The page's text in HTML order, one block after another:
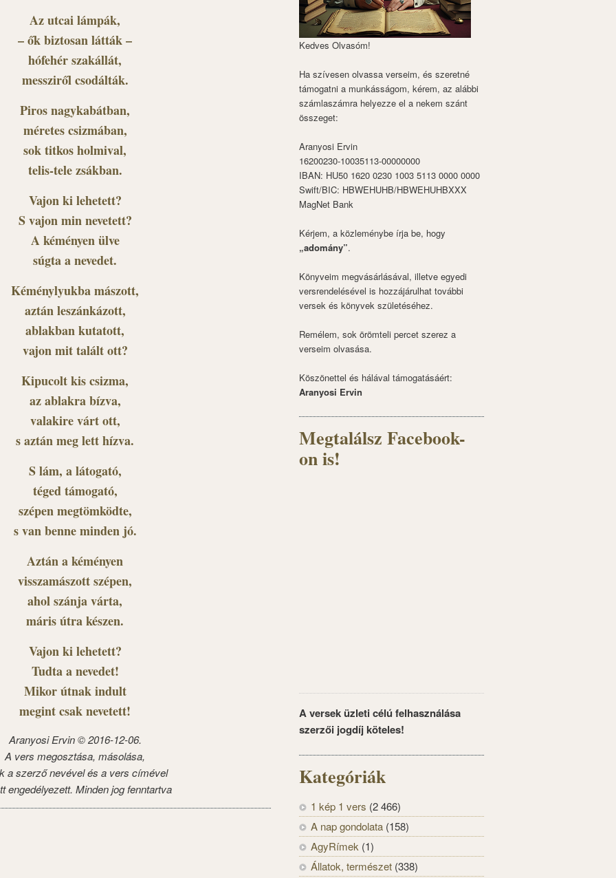
Az utcai lámpák,
– ők biztosan látták –
hófehér szakállát,
messziről csodálták.
Piros nagykabátban,
méretes csizmában,
sok titkos holmival,
telis-tele zsákban.
Vajon ki lehetett?
S vajon min nevetett?
A kéményen ülve
súgta a nevedet.
Kéménylyukba mászott,
aztán leszánkázott,
ablakban kutatott,
vajon mit talált ott?
Kipucolt kis csizma,
az ablakra bízva,
valakire várt ott,
s aztán meg lett hízva.
S lám, a látogató,
téged támogató,
szépen megtömködte,
s van benne minden jó.
Aztán a kéményen
visszamászott szépen,
ahol szánja várta,
máris útra készen.
Vajon ki lehetett?
Tudta a nevedet!
Mikor útnak indult
megint csak nevetett!
Aranyosi Ervin © 2016-12-06.
A vers megosztása, másolása,
a szerző nevével és a vers címével
engedélyezett. Minden jog fenntartva
Kedves Olvasóm!
Ha szívesen olvassa verseim, és szeretné
támogatni a munkásságom, kérem, az alábbi
számlaszámra helyezze el a nekem szánt
összeget:
Aranyosi Ervin
16200230-10035113-00000000
IBAN: HU50 1620 0230 1003 5113 0000 0000
Swift/BIC: HBWEHUHB/HBWEHUHBXXX
MagNet Bank
Kérjem, a közleménybe írja be, hogy
„adomány”.
Könyveim megvásárlásával, illetve egyedi
versrendelésével is hozzájárulhat további
versek és könyvek születéséhez.
Remélem, sok örömteli percet szerez a
verseim olvasása.
Köszönettel és hálával támogatásáért:
Aranyosi Ervin
Megtalálsz Facebook-
on is!
A versek üzleti célú felhasználása
szerzői jogdíj köteles!
Kategóriák
1 kép 1 vers (2 466)
A nap gondolata (158)
AgyRímek (1)
Állatok, természet (338)